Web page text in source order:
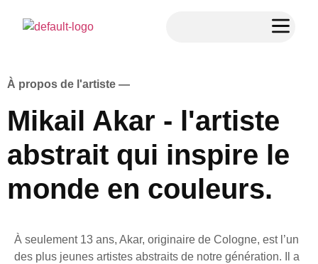
À propos de l'artiste —
Mikail Akar - l'artiste
abstrait qui inspire le
monde en couleurs.
À seulement 13 ans, Akar, originaire de Cologne, est l’un
des plus jeunes artistes abstraits de notre génération. Il a